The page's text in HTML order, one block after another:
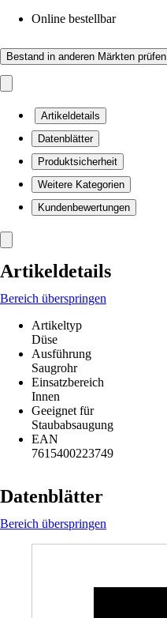
Online bestellbar
Bestand in anderen Märkten prüfen
Artikeldetails
Datenblätter
Produktsicherheit
Weitere Kategorien
Kundenbewertungen
Artikeldetails
Bereich überspringen
Artikeltyp
Düse
Ausführung
Saugrohr
Einsatzbereich
Innen
Geeignet für
Staubabsaugung
EAN
7615400223749
Datenblätter
Bereich überspringen